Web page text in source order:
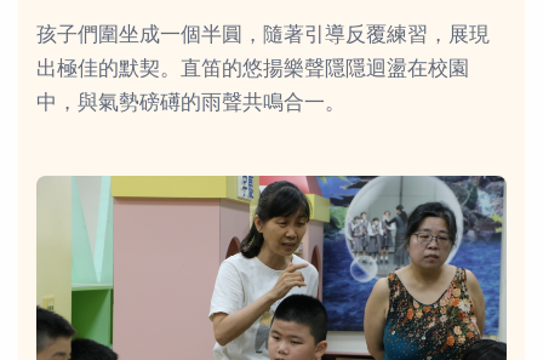
孩子們圍坐成一個半圓，隨著引導反覆練習，展現
出極佳的默契。直笛的悠揚樂聲隱隱迴盪在校園
中，與氣勢磅礡的雨聲共鳴合一。